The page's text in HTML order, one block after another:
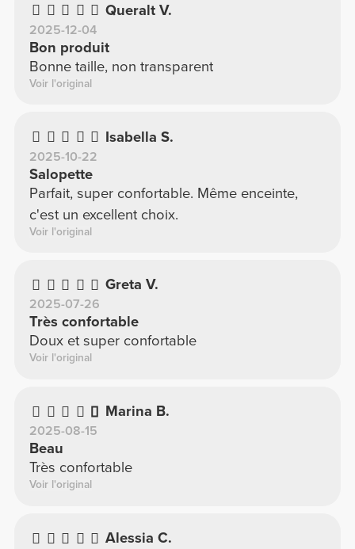
Queralt V.
2025-12-04
Bon produit
Bonne taille, non transparent
Voir l'original
Isabella S.
2025-10-22
Salopette
Parfait, super confortable. Même enceinte,
c'est un excellent choix.
Voir l'original
Greta V.
2025-07-26
Très confortable
Doux et super confortable
Voir l'original
Marina B.
2025-08-15
Beau
Très confortable
Voir l'original
Alessia C.